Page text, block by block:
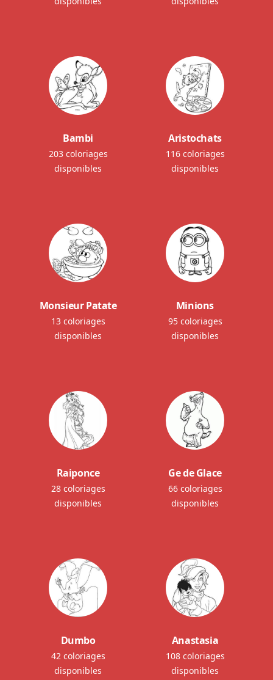
Bambi
203 coloriages
disponibles
Aristochats
116 coloriages
disponibles
Monsieur Patate
13 coloriages
disponibles
Minions
95 coloriages
disponibles
Raiponce
28 coloriages
disponibles
Ge de Glace
66 coloriages
disponibles
Dumbo
42 coloriages
disponibles
Anastasia
108 coloriages
disponibles